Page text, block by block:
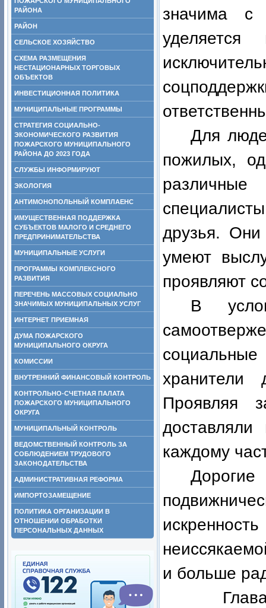
РАЙОНА
РАЙОН
СЕЛЬСКОЕ ХОЗЯЙСТВО
СХЕМА РАЗМЕЩЕНИЯ
НЕСТАЦИОНАРНЫХ ТОРГОВЫХ
ОБЪЕКТОВ
ИНВЕСТИЦИОННАЯ ПОЛИТИКА
МУНИЦИПАЛЬНЫЕ ПРОГРАММЫ
СТРАТЕГИЯ СОЦИАЛЬНО-
ЭКОНОМИЧЕСКОГО РАЗВИТИЯ
ПОЖАРСКОГО МУНИЦИПАЛЬНОГО
РАЙОНА ДО 2023 ГОДА
СЛУЖБЫ ИНФОРМИРУЮТ
ЭКОЛОГИЯ
АНТИМОНОПОЛЬНЫЙ КОМПЛАЕНС
ИМУЩЕСТВЕННАЯ ПОДДЕРЖКА
СУБЪЕКТОВ МАЛОГО И СРЕДНЕГО
ПРЕДПРИНИМАТЕЛЬСТВА
МУНИЦИПАЛЬНЫЕ УСЛУГИ
ПРОГРАММЫ КОМПЛЕКСНОГО
РАЗВИТИЯ
ПЕРЕЧЕНЬ МАССОВЫХ СОЦИАЛЬНО
ЗНАЧИМЫХ МУНИЦИПАЛЬНЫХ УСЛУГ
ИНТЕРНЕТ ПРИЕМНАЯ
ДУМА ПОЖАРСКОГО
МУНИЦИПАЛЬНОГО ОКРУГА
КОМИССИИ
ВНУТРЕННИЙ ФИНАНСОВЫЙ КОНТРОЛЬ
КОНТРОЛЬНО-СЧЕТНАЯ ПАЛАТА
ПОЖАРСКОГО МУНИЦИПАЛЬНОГО
ОКРУГА
МУНИЦИПАЛЬНЫЙ КОНТРОЛЬ
ВЕДОМСТВЕННЫЙ КОНТРОЛЬ ЗА
СОБЛЮДЕНИЕМ ТРУДОВОГО
ЗАКОНОДАТЕЛЬСТВА
АДМИНИСТРАТИВНАЯ РЕФОРМА
ИМПОРТОЗАМЕЩЕНИЕ
ПОЛИТИКА ОРГАНИЗАЦИИ В
ОТНОШЕНИИ ОБРАБОТКИ
ПЕРСОНАЛЬНЫХ ДАННЫХ
значима
Для
пожилых,
друзья.
умеют
проявляют
В
Проявляя
каждому
и больше